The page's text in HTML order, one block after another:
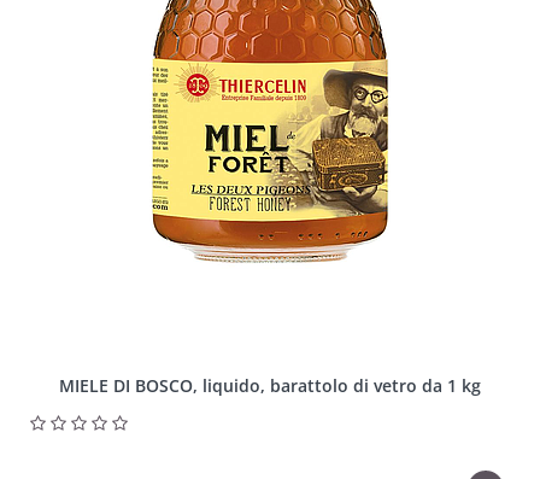
MIELE DI BOSCO, liquido, barattolo di vetro da 1 kg